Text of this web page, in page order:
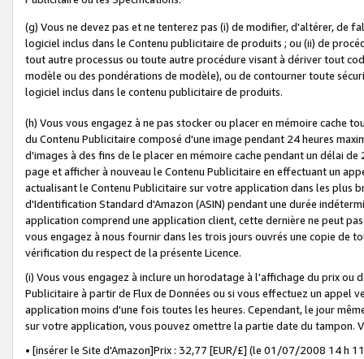
(g) Vous ne devez pas et ne tenterez pas (i) de modifier, d'altérer, de
logiciel inclus dans le Contenu publicitaire de produits ; ou (ii) de
tout autre processus ou toute autre procédure visant à dériver tout
modèle ou des pondérations de modèle), ou de contourner toute
logiciel inclus dans le contenu publicitaire de produits.
(h) Vous vous engagez à ne pas stocker ou placer en mémoire cache
du Contenu Publicitaire composé d'une image pendant 24 heures
d'images à des fins de le placer en mémoire cache pendant un délai
page et afficher à nouveau le Contenu Publicitaire en effectuant un
actualisant le Contenu Publicitaire sur votre application dans les plus
d'Identification Standard d'Amazon (ASIN) pendant une durée
application comprend une application client, cette dernière ne peut
vous engagez à nous fournir dans les trois jours ouvrés une copie de
vérification du respect de la présente Licence.
(i) Vous vous engagez à inclure un horodatage à l'affichage du prix
Publicitaire à partir de Flux de Données ou si vous effectuez un appel
application moins d'une fois toutes les heures. Cependant, le jour
sur votre application, vous pouvez omettre la partie date du tampon.
• [insérer le Site d'Amazon]Prix : 32,77 [EUR/£] (le 01/07/2008 14 h